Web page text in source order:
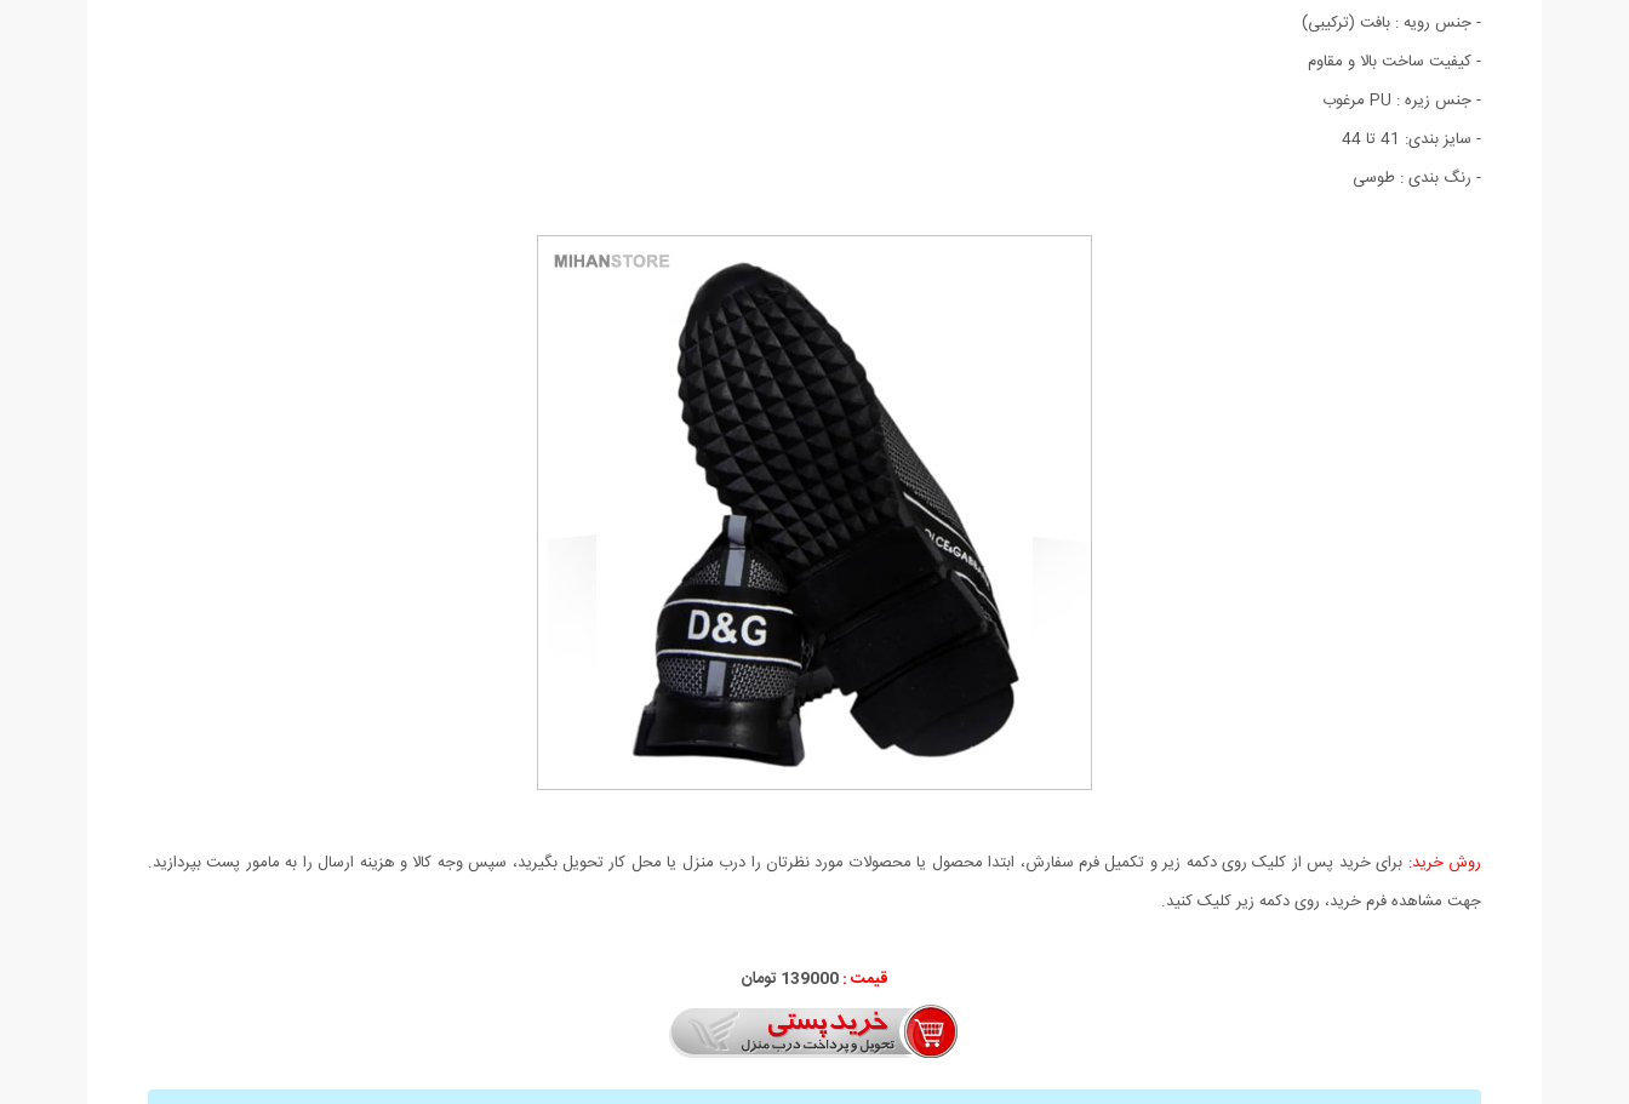
- جنس رویه : بافت (ترکیبی)
- کیفیت ساخت بالا و مقاوم
- جنس زیره : PU مرغوب
- سایز بندی: 41 تا 44
- رنگ بندی : طوسی
روش خرید: برای خرید پس از کلیک روی دکمه زیر و تکمیل فرم سفارش، ابتدا محصول یا محصولات مورد نظرتان را درب منزل یا محل کار تحویل بگیرید، سپس وجه کالا و هزینه ارسال را به مامور پست بپردازید.
جهت مشاهده فرم خرید، روی دکمه زیر کلیک کنید.
قیمت :139000 تومان